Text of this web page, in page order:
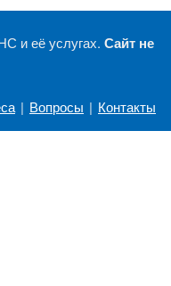
и её услугах. Сайт не
| Вопросы | Контакты